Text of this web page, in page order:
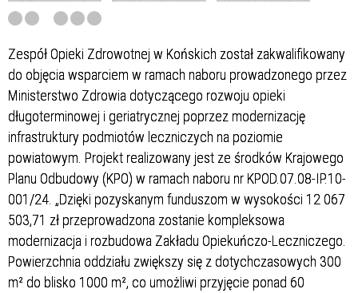
Zespół Opieki Zdrowotnej w Końskich został zakwalifikowany
do objęcia wsparciem w ramach naboru prowadzonego przez
Ministerstwo Zdrowia dotyczącego rozwoju opieki
długoterminowej i geriatrycznej poprzez modernizację
infrastruktury podmiotów leczniczych na poziomie
powiatowym. Projekt realizowany jest ze środków Krajowego
Planu Odbudowy (KPO) w ramach naboru nr KPOD.07.08-IP.10-
001/24. „Dzięki pozyskanym funduszom w wysokości 12 067
503,71 zł przeprowadzona zostanie kompleksowa
modernizacja i rozbudowa Zakładu Opiekuńczo-Leczniczego.
Powierzchnia oddziału zwiększy się z dotychczasowych 300
m² do blisko 1000 m², co umożliwi przyjęcie ponad 60